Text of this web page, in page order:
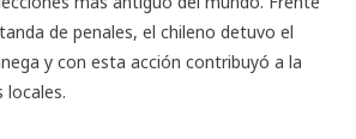
de penales, el chileno detuvo el
y con esta acción contribuyó a la
locales.